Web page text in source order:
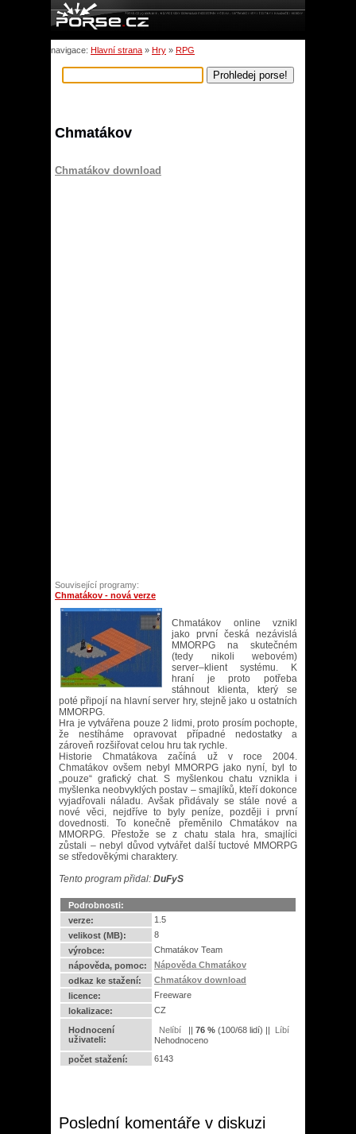
navigace: Hlavní strana » Hry » RPG
Chmatákov
Chmatákov download
Související programy:
Chmatákov - nová verze
Chmatákov online vznikl
jako první česká nezávislá
MMORPG na skutečném
(tedy nikoli webovém)
server–klient systému. K
hraní je proto potřeba
stáhnout klienta, který se
poté připojí na hlavní server hry, stejně jako u ostatních
MMORPG.
Hra je vytvářena pouze 2 lidmi, proto prosím pochopte,
že nestíháme opravovat případné nedostatky a
zároveň rozšiřovat celou hru tak rychle.
Historie Chmatákova začíná už v roce 2004.
Chmatákov ovšem nebyl MMORPG jako nyní, byl to
„pouze“ grafický chat. S myšlenkou chatu vznikla i
myšlenka neobvyklých postav – smajlíků, kteří dokonce
vyjadřovali náladu. Avšak přidávaly se stále nové a
nové věci, nejdříve to byly peníze, později i první
dovednosti. To konečně přeměnilo Chmatákov na
MMORPG. Přestože se z chatu stala hra, smajlíci
zůstali – nebyl důvod vytvářet další tuctové MMORPG
se středověkými charaktery.
Tento program přidal: DuFyS
Podrobnosti:
verze:
1.5
velikost (MB):
8
výrobce:
Chmatákov Team
nápověda, pomoc:
Nápověda Chmatákov
odkaz ke stažení:
Chmatákov download
licence:
Freeware
lokalizace:
CZ
Hodnocení
uživateli:
|| 76 % (100/68 lidí) ||
Nehodnoceno
počet stažení:
6143
Poslední komentáře v diskuzi